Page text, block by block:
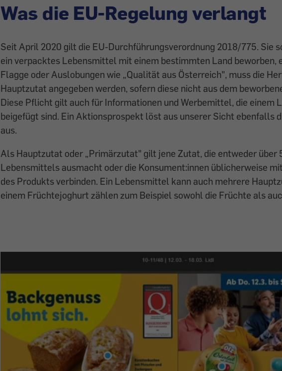
Was die EU-Regelung verlangt
Seit April 2020 gilt die EU-Durchführungsverordnung 2018/775. Sie
ein verpacktes Lebensmittel mit einem bestimmten Land beworben,
Flagge oder Auslobungen wie „Qualität aus Österreich", muss die
Hauptzutat angegeben werden, sofern diese nicht aus dem
Diese Pflicht gilt auch für Informationen und Werbemittel, die einem
beigefügt sind. Ein Aktionsprospekt löst aus unserer Sicht ebenfalls
aus.
Als Hauptzutat oder „Primärzutat" gilt jene Zutat, die entweder über
Lebensmittels ausmacht oder die Konsument:innen üblicherweise
des Produkts verbinden. Ein Lebensmittel kann auch mehrere
einem Früchtejoghurt zählen zum Beispiel sowohl die Früchte als